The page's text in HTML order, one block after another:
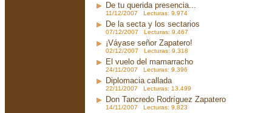
De tu querida presencia...
11/12/2007 Lecturas: 9.974
De la secta y los sectarios
07/12/2007 Lecturas: 9.467
¡Váyase señor Zapatero!
02/12/2007 Lecturas: 9.318
El vuelo del mamarracho
24/11/2007 Lecturas: 9.396
Diplomacia callada
22/11/2007 Lecturas: 13.499
Don Tancredo Rodríguez Zapatero
14/11/2007 Lecturas: 9.823